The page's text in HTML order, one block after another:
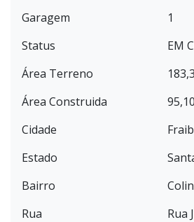
Garagem
1
Status
EM
Área Terreno
Área Construida
Cidade
Estado
Bairro
Rua
Rua